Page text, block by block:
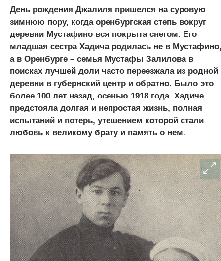
День рождения Джалиля пришелся на суровую
зимнюю пору, когда оренбургская степь вокруг
деревни Мустафино вся покрыта снегом. Его
младшая сестра Хадича родилась не в Мустафино,
а в Оренбурге – семья Мустафы Залилова в
поисках лучшей доли часто переезжала из родной
деревни в губернский центр и обратно. Было это
более 100 лет назад, осенью 1918 года. Хадиче
предстояла долгая и непростая жизнь, полная
испытаний и потерь, утешением которой стали
любовь к великому брату и память о нем.